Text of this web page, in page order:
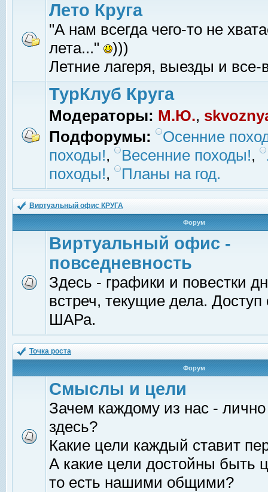
Лето Круга
"А нам всегда чего-то не
лета..."
)))
Летние лагеря, выезды и все-
ТурКлуб Круга
Модераторы: М.Ю.,
Подфорумы:
Осенние
походы!, Весенние походы!,
походы!, Планы на год.
Виртуальный офис КРУГА
Форум
Виртуальный офис -
повседневность
Здесь - графики и повестки
встреч, текущие дела.
ШАРа.
Точка роста
Форум
Смыслы и цели
Зачем каждому из нас -
здесь?
Какие цели каждый ставит
А какие цели достойны быть
то есть нашими общими?